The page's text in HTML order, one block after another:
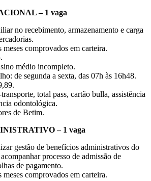
– 1 vaga
no recebimento, armazenamento e carga
meses comprovados em carteira.
médio incompleto.
de segunda a sexta, das 07h às 16h48.
total pass, cartão bulla, assistência
odontológica.
de Betim.
– 1 vaga
gestão de benefícios administrativos do
processo de admissão de
de pagamento.
meses comprovados em carteira.